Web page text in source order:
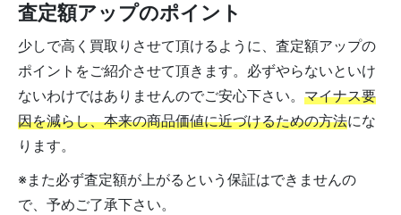
査定額アップのポイント
少しで高く買取りさせて頂けるように、査定額アップの
ポイントをご紹介させて頂きます。必ずやらないといけ
ないわけではありませんのでご安心下さい。 マイナス要
因を減らし、本来の商品価値に近づけるための方法にな
ります。
※また必ず査定額が上がるという保証はできませんの
で、予めご了承下さい。